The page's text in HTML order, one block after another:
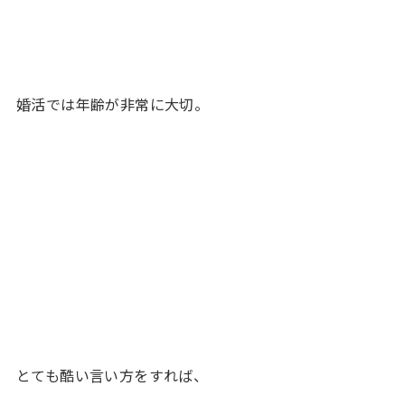
婚活では年齢が非常に大切。
とても酷い言い方をすれば、